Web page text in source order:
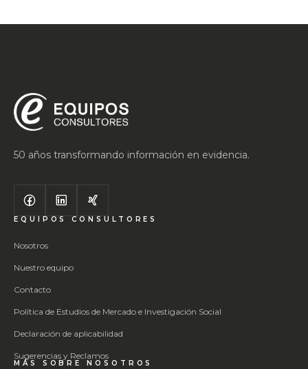
50 años transformando información en evidencia.
EQUIPOS CONSULTORES
Nosotros
Nuestro equipo
Contacto
Política de Estudios de Mercado e Investigación Social
Declaración de aplicabilidad
Sugerencias y Reclamos
MÁS SOBRE NOSOTROS